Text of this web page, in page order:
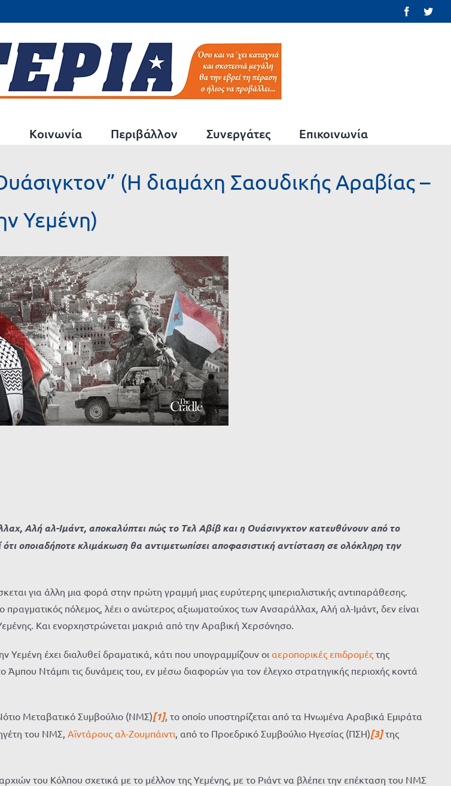
Facebook
Κοινωνία Περιβάλλον Συνεργάτες Επικοινωνία
(Η διαμάχη Σαουδικής Αραβίας –
Υεμένη)
Αλή αλ-Ιμάντ, αποκαλύπτει πώς το Τελ Αβίβ και η Ουάσινγκτον κατευθύνουν από το
οποιαδήποτε κλιμάκωση θα αντιμετωπίσει αποφασιστική αντίσταση σε ολόκληρη την
για άλλη μια φορά στην πρώτη γραμμή μιας ευρύτερης ιμπεριαλιστικής αντιπαράθεσης.
πραγματικός πόλεμος, λέει ο ανώτερος αξιωματούχος των Ανσαράλλαχ, Αλή αλ-Ιμάντ, δεν είναι
Και ενορχηστρώνεται μακριά από την Αραβική Χερσόνησο.
έχει διαλυθεί δραματικά, κάτι που υπογραμμίζουν οι αεροπορικές επιδρομές της
Ντάμπι τις δυνάμεις του, εν μέσω διαφορών για τον έλεγχο στρατηγικής περιοχής κοντά
Μεταβατικό Συμβούλιο (ΝΜΣ)[1], το οποίο υποστηρίζεται από τα Ηνωμένα Αραβικά Εμιράτα
του ΝΜΣ, Αϊντάρους αλ-Ζουμπάιντι, από το Προεδρικό Συμβούλιο Ηγεσίας (ΠΣΗ)[3]της
του Κόλπου σχετικά με το μέλλον της Υεμένης, με το Ριάντ να βλέπει την επέκταση του ΝΜΣ